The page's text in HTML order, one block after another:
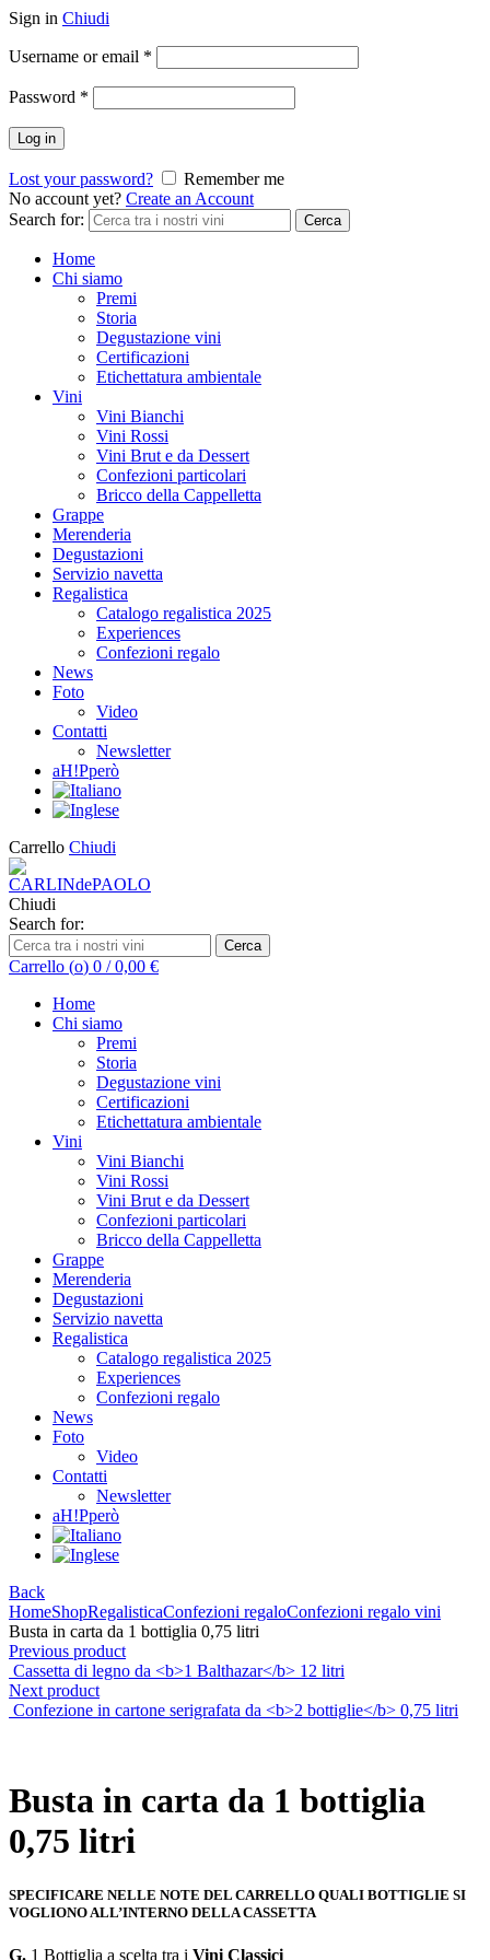
Sign in Chiudi
Username or email *
Password *
Log in
Lost your password?
Remember me
No account yet? Create an Account
Search for:
Cerca
Home
Chi siamo
Premi
Storia
Degustazione vini
Certificazioni
Etichettatura ambientale
Vini
Vini Bianchi
Vini Rossi
Vini Brut e da Dessert
Confezioni particolari
Bricco della Cappelletta
Grappe
Merenderia
Degustazioni
Servizio navetta
Regalistica
Catalogo regalistica 2025
Experiences
Confezioni regalo
News
Foto
Video
Contatti
Newsletter
aH!Pperò
Carrello Chiudi
Chiudi
Search for:
Cerca
Carrello (o) 0 / 0,00 €
Home
Chi siamo
Premi
Storia
Degustazione vini
Certificazioni
Etichettatura ambientale
Vini
Vini Bianchi
Vini Rossi
Vini Brut e da Dessert
Confezioni particolari
Bricco della Cappelletta
Grappe
Merenderia
Degustazioni
Servizio navetta
Regalistica
Catalogo regalistica 2025
Experiences
Confezioni regalo
News
Foto
Video
Contatti
Newsletter
aH!Pperò
Back
HomeShopRegalisticaConfezioni regaloConfezioni regalo vini
Busta in carta da 1 bottiglia 0,75 litri
Previous product
Cassetta di legno da <b>1 Balthazar</b> 12 litri
Next product
Confezione in cartone serigrafata da <b>2 bottiglie</b> 0,75 litri
Busta in carta da 1 bottiglia
0,75 litri
SPECIFICARE NELLE NOTE DEL CARRELLO QUALI BOTTIGLIE SI
VOGLIONO ALL’INTERNO DELLA CASSETTA
G. 1 Bottiglia a scelta tra i Vini Classici